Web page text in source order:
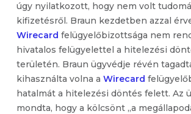
úgy nyilatkozott, hogy nem volt
kifizetésről. Braun kezdetben azzal
Wirecard felügyelőbizottsága nem
hivatalos felügyelettel a hitelezési
területén. Braun ügyvédje révén
kihasználta volna a Wirecard
hatalmát a hitelezési döntés felett. Az
mondta, hogy a kölcsönt „a